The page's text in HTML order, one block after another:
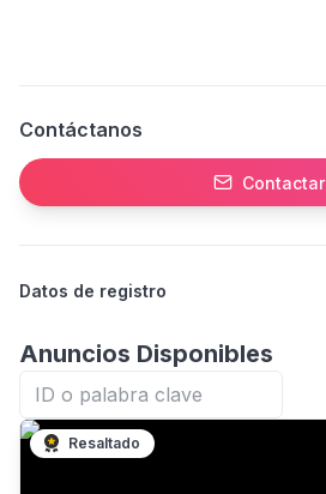
Contáctanos
Contactar
Datos de registro
Anuncios Disponibles
Resaltado